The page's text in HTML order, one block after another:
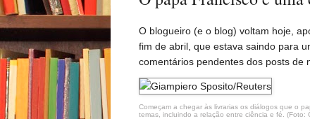
O blogueiro (e o blog) voltam hoje,
fim de abril, que estava saindo para
comentários pendentes dos posts de
Começam a chegar às livrarias os diálogos que o
temas, incluindo a relação entre ciência e fé. (Foto: